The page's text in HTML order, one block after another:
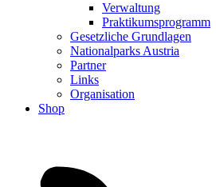
Verwaltung
Praktikumsprogramm
Gesetzliche Grundlagen
Nationalparks Austria
Partner
Links
Organisation
Shop